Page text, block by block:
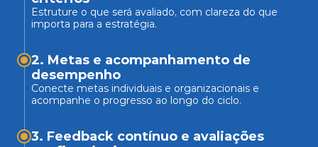
Estruture o que será avaliado, com clareza do que
importa para a estratégia.
2. Metas e acompanhamento de
Conecte metas individuais e organizacionais e
acompanhe o progresso ao longo do ciclo.
3. Feedback contínuo e avaliações